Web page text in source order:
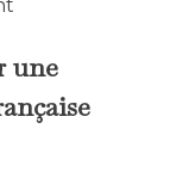
une